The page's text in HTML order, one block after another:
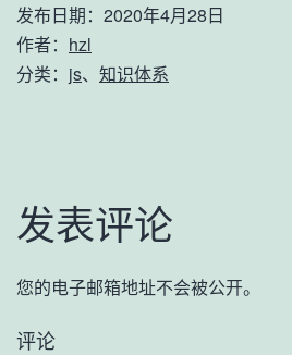
发布日期： 2020年4月28日
作者： hzl
分类： js、 知识体系
发表评论
您的电子邮箱地址不会被公开。
评论